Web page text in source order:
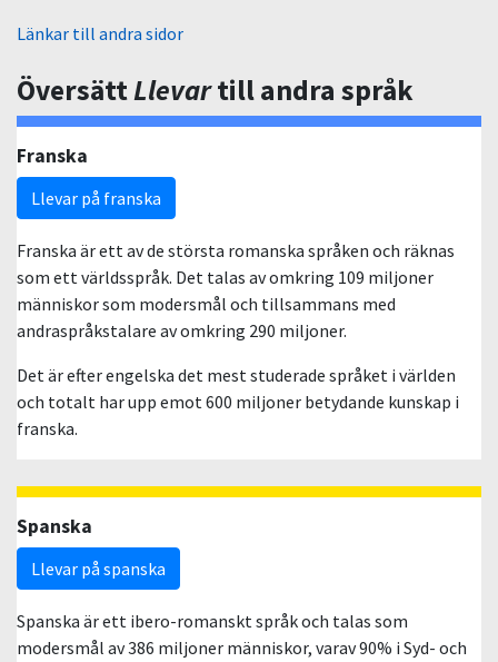
Länkar till andra sidor
ÖversättLlevartill andra språk
Franska
Llevar på franska
Franska är ett av de största romanska språken och räknas
som ett världsspråk. Det talas av omkring 109 miljoner
människor som modersmål och tillsammans med
andraspråkstalare av omkring 290 miljoner.
Det är efter engelska det mest studerade språket i världen
och totalt har upp emot 600 miljoner betydande kunskap i
franska.
Spanska
Llevar på spanska
Spanska är ett ibero-romanskt språk och talas som
modersmål av 386 miljoner människor, varav 90% i Syd- och